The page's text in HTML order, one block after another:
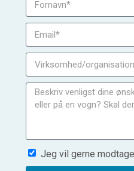
Jeg vil gerne